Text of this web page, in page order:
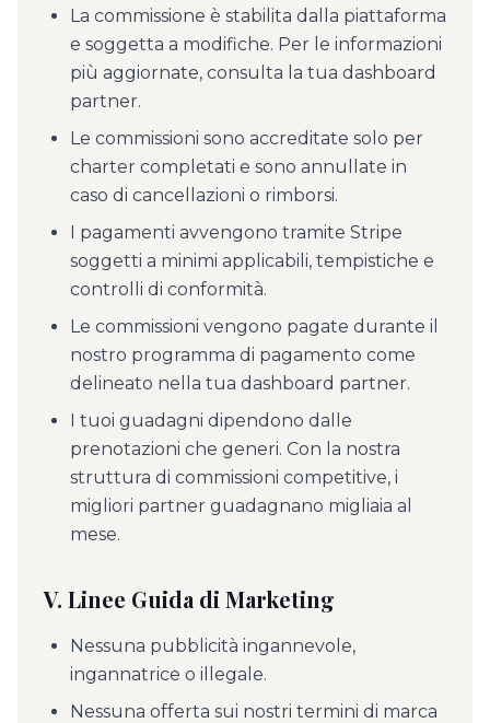
La commissione è stabilita dalla piattaforma
e soggetta a modifiche. Per le informazioni
più aggiornate, consulta la tua dashboard
partner.
Le commissioni sono accreditate solo per
charter completati e sono annullate in
caso di cancellazioni o rimborsi.
I pagamenti avvengono tramite Stripe
soggetti a minimi applicabili, tempistiche e
controlli di conformità.
Le commissioni vengono pagate durante il
nostro programma di pagamento come
delineato nella tua dashboard partner.
I tuoi guadagni dipendono dalle
prenotazioni che generi. Con la nostra
struttura di commissioni competitive, i
migliori partner guadagnano migliaia al
mese.
V. Linee Guida di Marketing
Nessuna pubblicità ingannevole,
ingannatrice o illegale.
Nessuna offerta sui nostri termini di marca